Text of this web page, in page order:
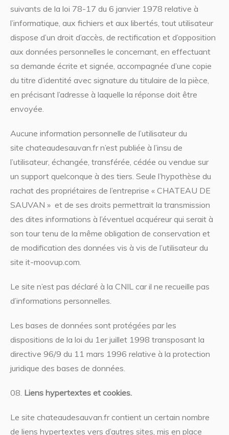
suivants de la loi 78-17 du 6 janvier 1978 relative à
l’informatique, aux fichiers et aux libertés, tout utilisateur
dispose d’un droit d’accès, de rectification et d’opposition
aux données personnelles le concernant, en effectuant
sa demande écrite et signée, accompagnée d’une copie
du titre d’identité avec signature du titulaire de la pièce,
en précisant l’adresse à laquelle la réponse doit être
envoyée.
Aucune information personnelle de l’utilisateur du
site chateaudesauvan.fr n’est publiée à l’insu de
l’utilisateur, échangée, transférée, cédée ou vendue sur
un support quelconque à des tiers. Seule l’hypothèse du
rachat des propriétaires de l’entreprise « CHATEAU DE
SAUVAN » et de ses droits permettrait la transmission
des dites informations à l’éventuel acquéreur qui serait à
son tour tenu de la même obligation de conservation et
de modification des données vis à vis de l’utilisateur du
site it-moovup.com.
Le site n’est pas déclaré à la CNIL car il ne recueille pas
d’informations personnelles.
Les bases de données sont protégées par les
dispositions de la loi du 1er juillet 1998 transposant la
directive 96/9 du 11 mars 1996 relative à la protection
juridique des bases de données.
Liens hypertextes et cookies.
Le site chateaudesauvan.fr contient un certain nombre
de liens hypertextes vers d’autres sites, mis en place